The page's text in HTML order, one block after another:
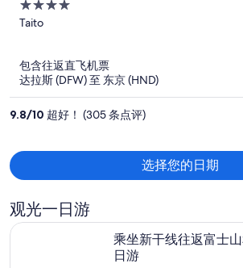
4
out
5
Taito
包含往返直飞机票
达拉斯 (DFW) 至 东京 (HND)
9.8/10 超好！ (305 条点评)
选择您的日期
观光一日游
乘坐新干线往返富士
日游
乘坐新干线往返富士山和箱根 1 日游 在